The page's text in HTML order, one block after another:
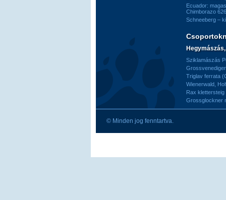
Ecuador:
Chimborazo
Schneeberg –
Sziklamászás
Triglav ferrata
Wienerwald,
Rax
Grossglockner
© Minden jog fenntartva.